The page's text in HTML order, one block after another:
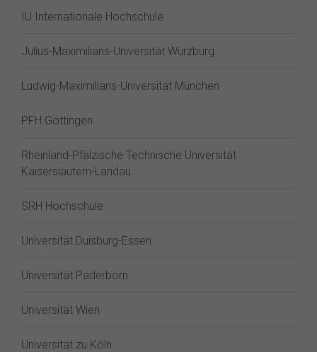
IU Internationale Hochschule
Julius-Maximilians-Universität Würzburg
Ludwig-Maximilians-Universität München
PFH Göttingen
Rheinland-Pfälzische Technische Universität
Kaiserslautern-Landau
SRH Hochschule
Universität Duisburg-Essen
Universität Paderborn
Universität Wien
Universität zu Köln